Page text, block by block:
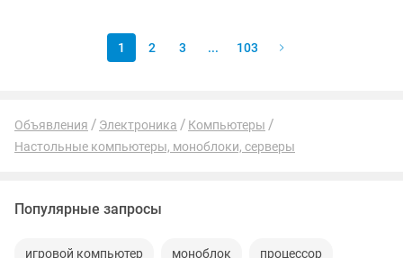
2000...
1 2 3 ... 103
Объявления Электроника
Компьютеры
Настольные компьютеры, моноблоки, серверы
Популярные запросы
игровой компьютер моноблок процессор